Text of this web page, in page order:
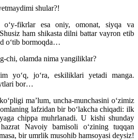
shular?!
oʻy-fikrlar esa oniy, omonat, siyqa va
ham shikasta dilni battar vayron etib
oʻtib bormoqda…
chi, olamda nima yangiliklar?
yoʻq, joʻra, eskiliklari yetadi manga.
bor…
maʼlum, uncha-munchasini oʻzimiz
lafzidan bir boʻlakcha chiqadi: ilk
chippa muhrlanadi. U kishi shunday
Navoiy bamisoli oʻzining tuqqan
bir umrlik musohib hamsoyasi deysiz!